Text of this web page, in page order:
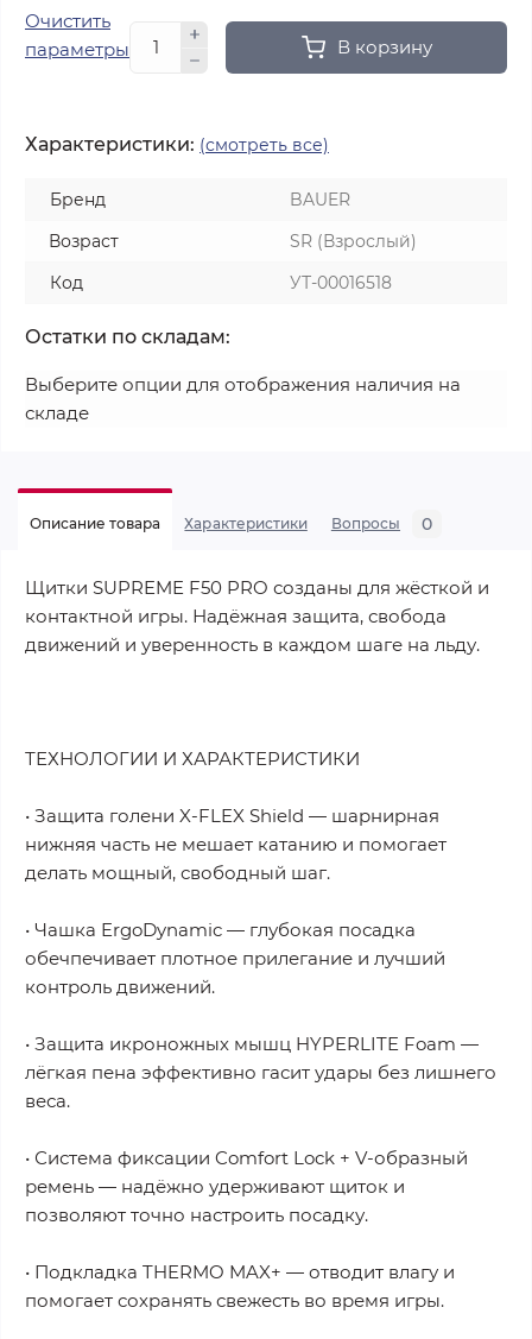
Очистить
параметры
В корзину
Характеристики: (смотреть все)
Бренд
BAUER
Возраст
SR (Взрослый)
Код
УТ-00016518
Остатки по складам:
Выберите опции для отображения наличия на
складе
Описание товара Характеристики Вопросы 0
Щитки SUPREME F50 PRO созданы для жёсткой и
контактной игры. Надёжная защита, свобода
движений и уверенность в каждом шаге на льду.
ТЕХНОЛОГИИ И ХАРАКТЕРИСТИКИ
• Защита голени X-FLEX Shield — шарнирная
нижняя часть не мешает катанию и помогает
делать мощный, свободный шаг.
• Чашка ErgoDynamic — глубокая посадка
обечпечивает плотное прилегание и лучший
контроль движений.
• Защита икроножных мышц HYPERLITE Foam —
лёгкая пена эффективно гасит удары без лишнего
веса.
• Система фиксации Comfort Lock + V-образный
ремень — надёжно удерживают щиток и
позволяют точно настроить посадку.
• Подкладка THERMO MAX+ — отводит влагу и
помогает сохранять свежесть во время игры.